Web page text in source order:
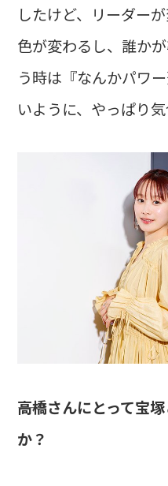
したけど、リーダー
色が変わるし、誰か
う時は『なんかパワ
いように、やっぱり
――高橋さんにとって宝
か？